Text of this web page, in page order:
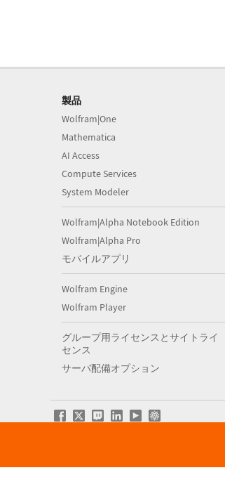
製品
Wolfram|One
Mathematica
AI Access
Compute Services
System Modeler
Wolfram|Alpha Notebook Edition
Wolfram|Alpha Pro
モバイルアプリ
Wolfram Engine
Wolfram Player
グループ用ライセンスとサイトライ
センス
サーバ配備オプション